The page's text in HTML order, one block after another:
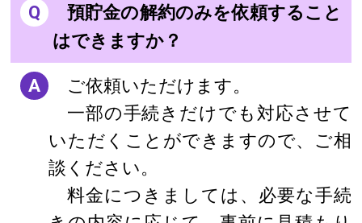
Q
預貯金の解約のみを依頼すること
はできますか？
A
ご依頼いただけます。
一部の手続きだけでも対応させて
いただくことができますので、ご相
談ください。
料金につきましては、必要な手続